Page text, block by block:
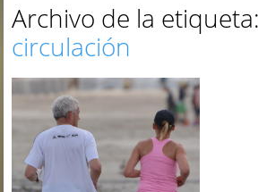
Archivo de la etiqueta:
circulación